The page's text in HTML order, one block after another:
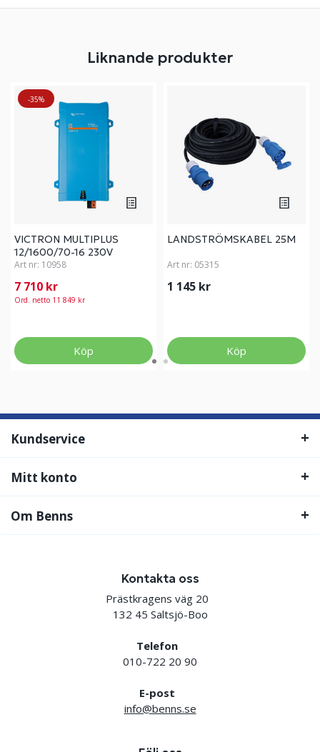
Liknande produkter
-35%
VICTRON MULTIPLUS
12/1600/70-16 230V
Art nr: 10958
7 710 kr
Ord. netto 11 849 kr
Köp
LANDSTRÖMSKABEL 25M
Art nr: 05315
1 145 kr
Köp
Kundservice
Mitt konto
Om Benns
Kontakta oss
Prästkragens väg 20
132 45 Saltsjö-Boo
Telefon
010-722 20 90
E-post
info@benns.se